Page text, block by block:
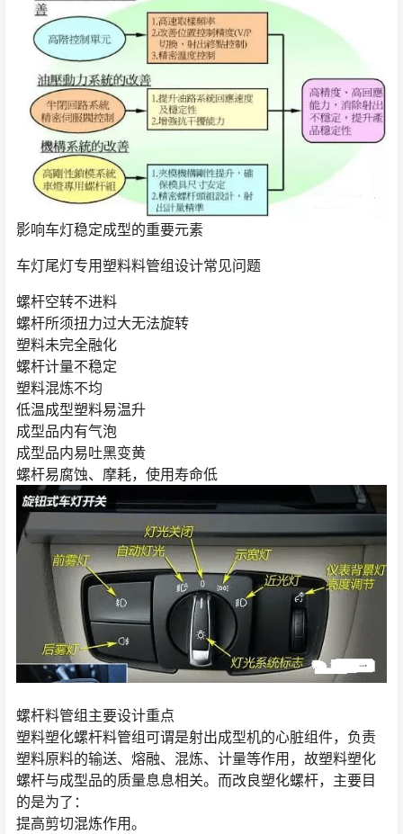
影响车灯稳定成型的重要元素
车灯尾灯专用塑料料管组设计常见问题
螺杆空转不进料
螺杆所须扭力过大无法旋转
塑料未完全融化
螺杆计量不稳定
塑料混炼不均
低温成型塑料易温升
成型品内有气泡
成型品内易吐黑变黄
螺杆易腐蚀、摩耗，使用寿命低
螺杆料管组主要设计重点
塑料塑化螺杆料管组可谓是射出成型机的心脏组件，负责
塑料原料的输送、熔融、混炼、计量等作用，故塑料塑化
螺杆与成型品的质量息息相关。而改良塑化螺杆，主要目
的是为了：
提高剪切混炼作用。